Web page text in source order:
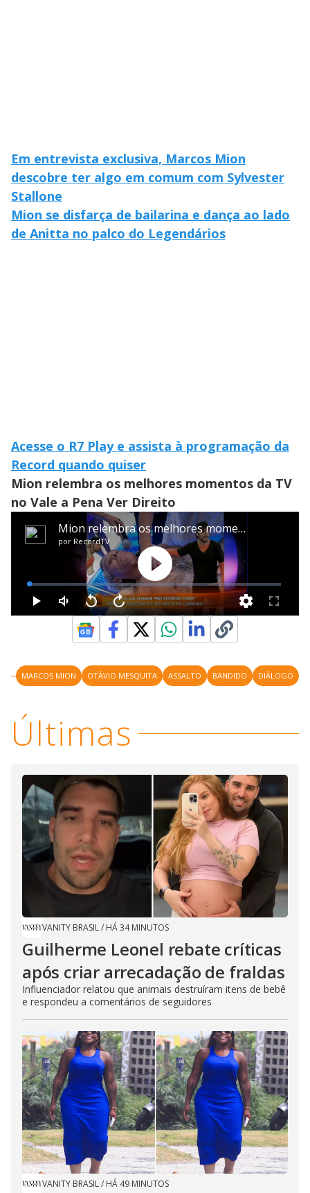
Em entrevista exclusiva, Marcos Mion
descobre ter algo em comum com Sylvester
Stallone
Mion se disfarça de bailarina e dança ao lado
de Anitta no palco do Legendários
Acesse o R7 Play e assista à programação da
Record quando quiser
Mion relembra os melhores momentos da TV
no Vale a Pena Ver Direito
MARCOS MION OTÁVIO MESQUITA ASSALTO BANDIDO DIÁLOGO
Últimas
VANITY BRASIL/ HÁ 34 MINUTOS
Guilherme Leonel rebate críticas
após criar arrecadação de fraldas
Influenciador relatou que animais destruíram itens de bebê
e respondeu a comentários de seguidores
VANITY BRASIL/ HÁ 49 MINUTOS